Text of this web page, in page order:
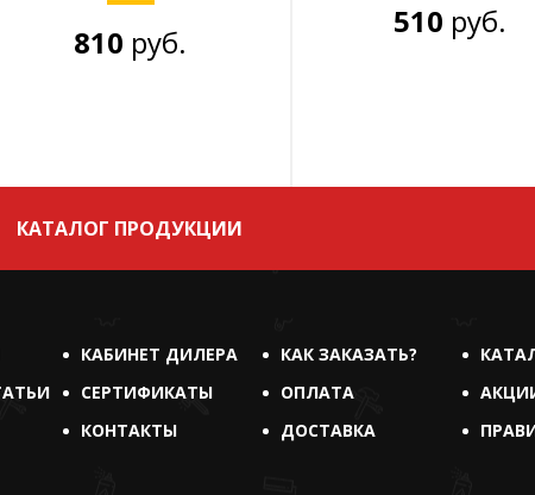
810 руб.
510 руб.
КАТАЛОГ ПРОДУКЦИИ
КАБИНЕТ ДИЛЕРА
СЕРТИФИКАТЫ
КОНТАКТЫ
КАК ЗАКАЗАТЬ?
ОПЛАТА
ДОСТАВКА